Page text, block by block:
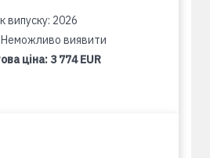
випуску: 2026
Неможливо виявити
ціна: 3 774 EUR